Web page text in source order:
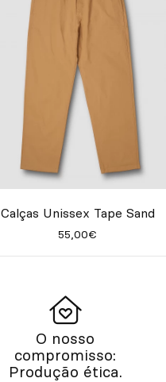
Calças Unissex Tape Sand
55,00€
O nosso
compromisso:
Produção ética.